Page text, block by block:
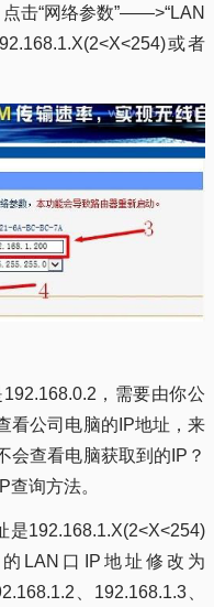
击“网络参数”——>“LAN
或者
，需要由你公
看公司电脑的IP地址，来
会查看电脑获取到的IP？
询方法。
是192.168.1.X(2<X<254)
LAN口IP地址修改为
、192.168.1.3、